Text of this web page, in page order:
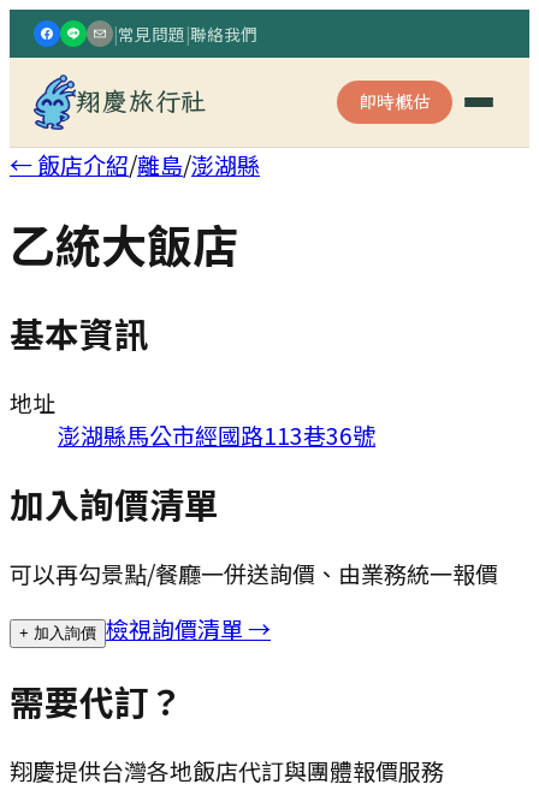
|常見問題|聯絡我們
翔慶旅行社 即時概估
← 飯店介紹/離島/澎湖縣
乙統大飯店
基本資訊
地址
澎湖縣馬公市經國路113巷36號
加入詢價清單
可以再勾景點/餐廳一併送詢價、由業務統一報價
+ 加入詢價 檢視詢價清單 →
需要代訂？
翔慶提供台灣各地飯店代訂與團體報價服務